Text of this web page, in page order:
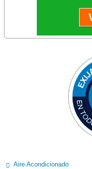
Aire Acondicionado